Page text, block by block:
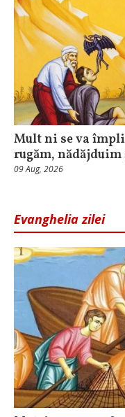
Mult ni se va
rugăm,
09 Aug, 2026
Evanghelia zilei